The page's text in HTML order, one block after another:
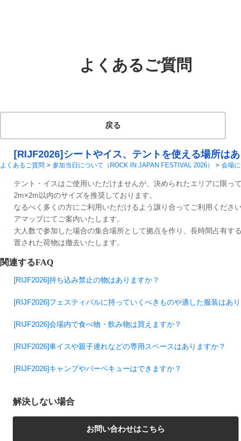
よくあるご質問
戻る
[RIJF2026]シートやイス、テントを使える場所は
よくあるご質問 > 参加当日について（ROCK IN JAPAN FESTIVAL 2026） > 会場
テント・イスはご使用いただけませんが、決められたエリアに限っ
2m×2m以内のサイズを推奨しております。
なるべく多くの方にご利用いただけるよう譲り合ってご利用くださ
アマップにてご案内いたします。
大人数で参加した場合の集合場所として拠点を作り、長時間占有す
置された荷物は撤去いたします。
関連するFAQ
[RIJF2026]持ち込み禁止の物はありますか？
[RIJF2026]フェスティバルに持っていくべきものや適した服装はあり
[RIJF2026]会場内で食べ物・飲み物は買えますか？
[RIJF2026]車イスや親子連れなどの専用スペースはありますか？
[RIJF2026]キャンプやバーベキューはできますか？
解決しない場合
お問い合わせはこちら